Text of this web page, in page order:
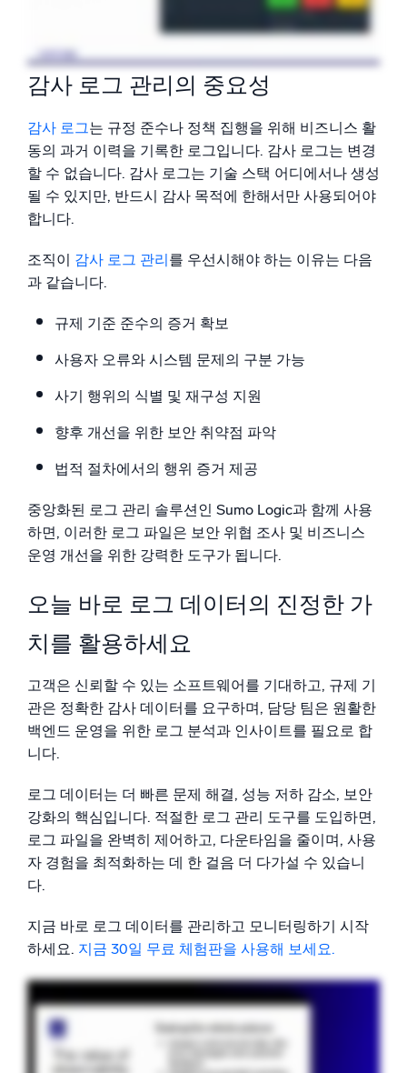
감사 로그 관리의 중요성
감사 로그는 규정 준수나 정책 집행을 위해 비즈니스 활
동의 과거 이력을 기록한 로그입니다. 감사 로그는 변경
할 수 없습니다. 감사 로그는 기술 스택 어디에서나 생성
될 수 있지만, 반드시 감사 목적에 한해서만 사용되어야
합니다.
조직이 감사 로그 관리를 우선시해야 하는 이유는 다음
과 같습니다.
규제 기준 준수의 증거 확보
사용자 오류와 시스템 문제의 구분 가능
사기 행위의 식별 및 재구성 지원
향후 개선을 위한 보안 취약점 파악
법적 절차에서의 행위 증거 제공
중앙화된 로그 관리 솔루션인 Sumo Logic과 함께 사용
하면, 이러한 로그 파일은 보안 위협 조사 및 비즈니스
운영 개선을 위한 강력한 도구가 됩니다.
오늘 바로 로그 데이터의 진정한 가
치를 활용하세요
고객은 신뢰할 수 있는 소프트웨어를 기대하고, 규제 기
관은 정확한 감사 데이터를 요구하며, 담당 팀은 원활한
백엔드 운영을 위한 로그 분석과 인사이트를 필요로 합
니다.
로그 데이터는 더 빠른 문제 해결, 성능 저하 감소, 보안
강화의 핵심입니다. 적절한 로그 관리 도구를 도입하면,
로그 파일을 완벽히 제어하고, 다운타임을 줄이며, 사용
자 경험을 최적화하는 데 한 걸음 더 다가설 수 있습니
다.
지금 바로 로그 데이터를 관리하고 모니터링하기 시작
하세요. 지금 30일 무료 체험판을 사용해 보세요.